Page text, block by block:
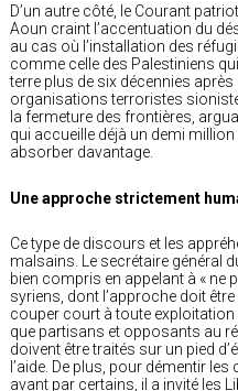
D’un autre côté, le Courant
Aoun craint l’accentuation du
au cas où l’installation des
comme celle des Palestiniens
terre plus de six décennies
organisations terroristes
la fermeture des frontières,
qui accueille déjà un demi million
absorber davantage.
Une approche strictement
Ce type de discours et les
malsains. Le secrétaire général
bien compris en appelant à « ne
syriens, dont l’approche doit
couper court à toute
que partisans et opposants au
doivent être traités sur un pied
l’aide. De plus, pour démentir
avant par certains, il a invité les